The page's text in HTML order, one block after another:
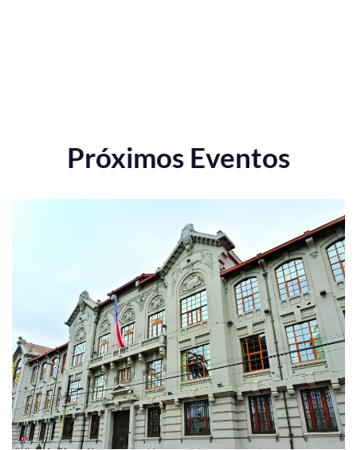
Próximos Eventos